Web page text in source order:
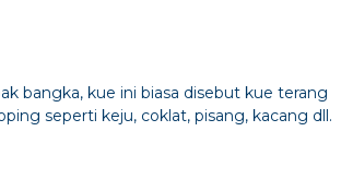
bangka, kue ini biasa disebut kue terang
seperti keju, coklat, pisang, kacang dll.